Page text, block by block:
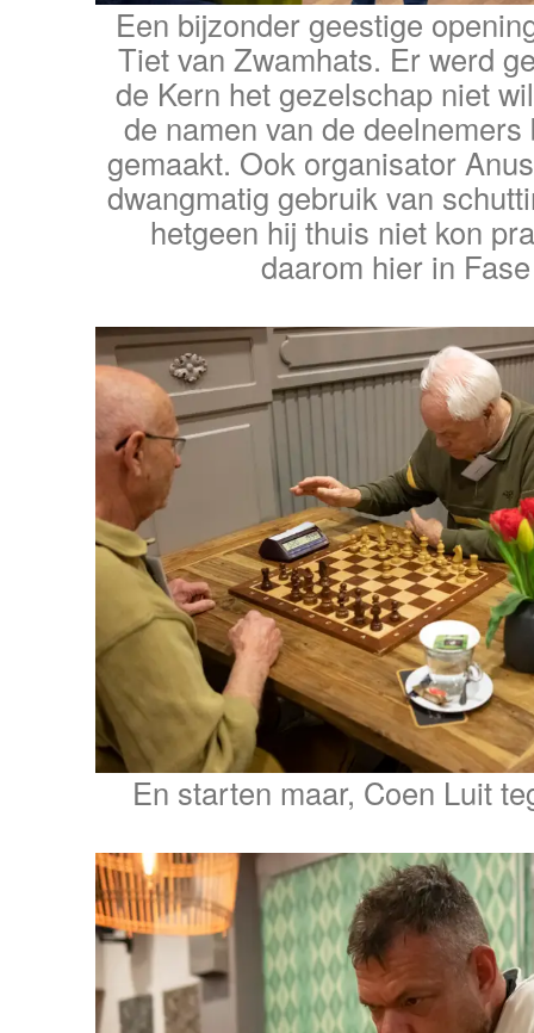
Een bijzonder geestige
Tiet van Zwamhats. Er werd
de Kern het gezelschap niet
de namen van de deelnemers
gemaakt. Ook organisator
dwangmatig gebruik van
hetgeen hij thuis niet kon
daarom hier in
En starten maar, Coen Luit